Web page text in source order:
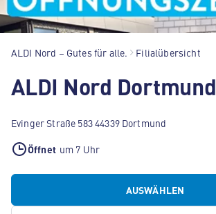
ALDI Nord – Gutes für alle. Filialübersicht
ALDI Nord Dortmund
Evinger Straße 583 44339 Dortmund
Öffnet um 7 Uhr
AUSWÄHLEN